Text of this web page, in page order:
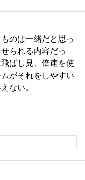
のは一緒だと思っ
られる内容だっ
ばし見、倍速を使
がそれをしやすい
ない。